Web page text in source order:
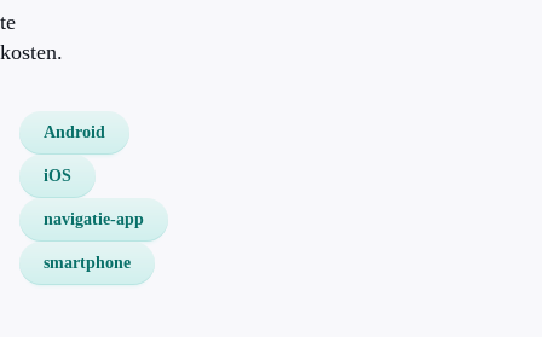
te
kosten.
Android
iOS
navigatie-app
smartphone